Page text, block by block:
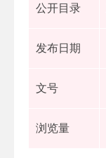
公开目录
发布日期
文号
浏览量